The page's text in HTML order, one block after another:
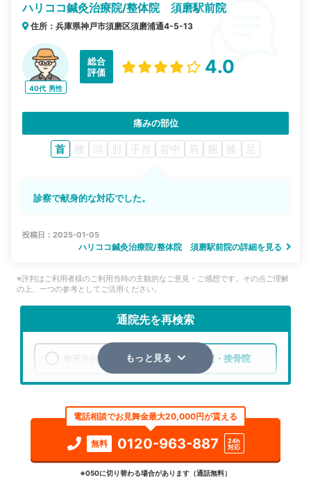
ハリココ鍼灸治療院/整体院 須磨駅前院
住所：兵庫県神戸市須磨区須磨浦通4-5-13
40代 男性
総合
評価
4.0
痛みの部位
首 腰 頭 肘 手首 背中 肩 腕 膝 足
診察で献身的な対応でした。
投稿日：2025-01-05
ハリココ鍼灸治療院/整体院 須磨駅前院の詳細を見る
※評判はご利用者様のご利用当時の主観的なご意見・ご感想です。その点ご理解
の上、一つの参考としてご活用ください。
通院先を再検索
整形外科 整骨院・接骨院
検索する
詳細条件で絞り込む
もっと見る
電話相談でお見舞金最大20,000円が貰える
無料 0120-963-887
24h
対応
※050に切り替わる場合があります（通話無料）